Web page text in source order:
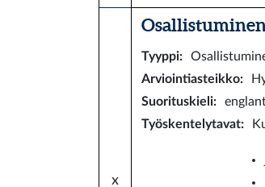
x
Tyyppi:
Arviointiasteikko:
Suorituskieli:
Työskentelytavat: